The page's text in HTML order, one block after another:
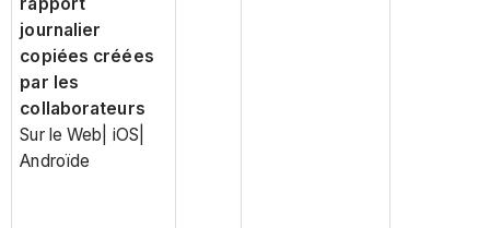
rapport
journalier
copiées créées
par les
collaborateurs
Sur le Web| iOS|
Androïde